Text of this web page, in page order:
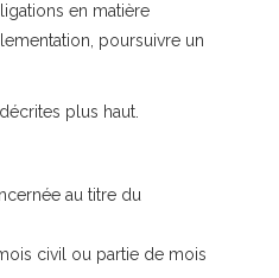
en matière
poursuivre un
plus haut.
au titre du
civil ou partie de mois